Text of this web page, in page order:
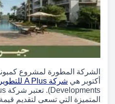
الشركة المطورة لمشروع
أكتوبر هي شركة A Plus للتطوير العقاري
المتميزة التي تسعى لتقديم